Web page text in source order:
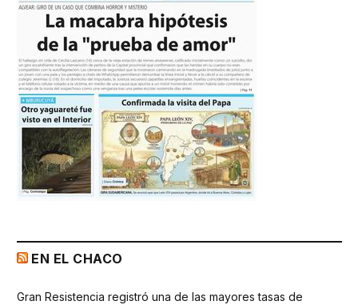
EN EL CHACO
Gran Resistencia registró una de las mayores tasas de